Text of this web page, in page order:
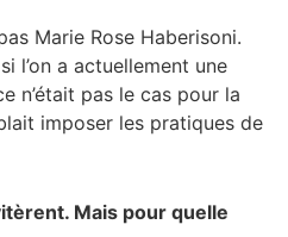
Marie Rose Haberisoni.
l’on a actuellement une
n’était pas le cas pour la
imposer les pratiques de
Mais pour quelle